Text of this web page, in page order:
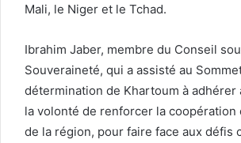
Mali, le Niger et le Tchad.
Ibrahim Jaber, membre du Conseil
Souveraineté, qui a assisté au
détermination de Khartoum à adhérer
la volonté de renforcer la coopération
de la région, pour faire face aux défis